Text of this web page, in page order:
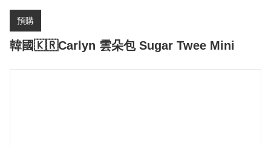
預購
韓國🇰🇷Carlyn 雲朵包 Sugar Twee Mini